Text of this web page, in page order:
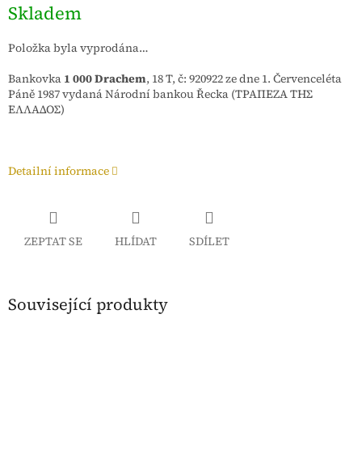
cena:
Skladem
Položka byla vyprodána…
Bankovka 1 000 Drachem, 18 T, č: 920922 zedne 1. Červenceléta
Páně 1987vydaná Národní bankou Řecka (ΤΡΑΠΕΖΑ ΤΗΣ
ΕΛΛΑΔΟΣ)
Detailní informace
ZEPTAT SE HLÍDAT SDÍLET
Související produkty